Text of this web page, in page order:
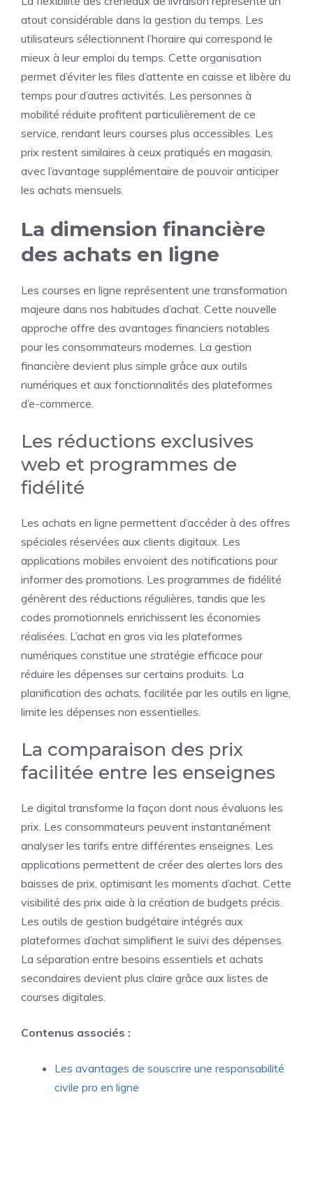
atout considérable dans la gestion du temps. Les
utilisateurs sélectionnent l’horaire qui correspond le
mieux à leur emploi du temps. Cette organisation
permet d’éviter les files d’attente en caisse et libère du
temps pour d’autres activités. Les personnes à
mobilité réduite profitent particulièrement de ce
service, rendant leurs courses plus accessibles. Les
prix restent similaires à ceux pratiqués en magasin,
avec l’avantage supplémentaire de pouvoir anticiper
les achats mensuels.
La dimension financière
des achats en ligne
Les courses en ligne représentent une transformation
majeure dans nos habitudes d’achat. Cette nouvelle
approche offre des avantages financiers notables
pour les consommateurs modernes. La gestion
financière devient plus simple grâce aux outils
numériques et aux fonctionnalités des plateformes
d’e-commerce.
Les réductions exclusives
web et programmes de
fidélité
Les achats en ligne permettent d’accéder à des offres
spéciales réservées aux clients digitaux. Les
applications mobiles envoient des notifications pour
informer des promotions. Les programmes de fidélité
génèrent des réductions régulières, tandis que les
codes promotionnels enrichissent les économies
réalisées. L’achat en gros via les plateformes
numériques constitue une stratégie efficace pour
réduire les dépenses sur certains produits. La
planification des achats, facilitée par les outils en ligne,
limite les dépenses non essentielles.
La comparaison des prix
facilitée entre les enseignes
Le digital transforme la façon dont nous évaluons les
prix. Les consommateurs peuvent instantanément
analyser les tarifs entre différentes enseignes. Les
applications permettent de créer des alertes lors des
baisses de prix, optimisant les moments d’achat. Cette
visibilité des prix aide à la création de budgets précis.
Les outils de gestion budgétaire intégrés aux
plateformes d’achat simplifient le suivi des dépenses.
La séparation entre besoins essentiels et achats
secondaires devient plus claire grâce aux listes de
courses digitales.
Contenus associés :
Les avantages de souscrire une responsabilité
civile pro en ligne